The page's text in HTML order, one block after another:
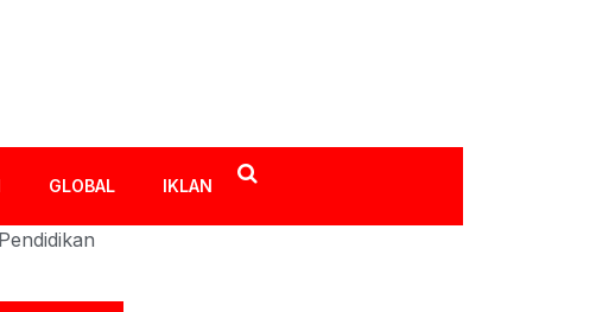
GLOBAL IKLAN
Pendidikan